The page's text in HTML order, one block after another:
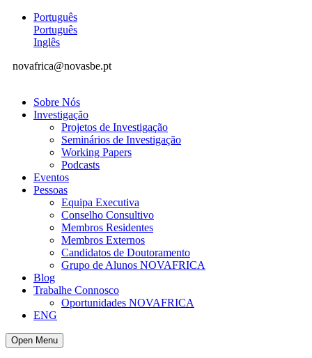
Português
Português
Inglês
novafrica@novasbe.pt
Sobre Nós
Investigação
Projetos de Investigação
Seminários de Investigação
Working Papers
Podcasts
Eventos
Pessoas
Equipa Executiva
Conselho Consultivo
Membros Residentes
Membros Externos
Candidatos de Doutoramento
Grupo de Alunos NOVAFRICA
Blog
Trabalhe Connosco
Oportunidades NOVAFRICA
ENG
Open Menu